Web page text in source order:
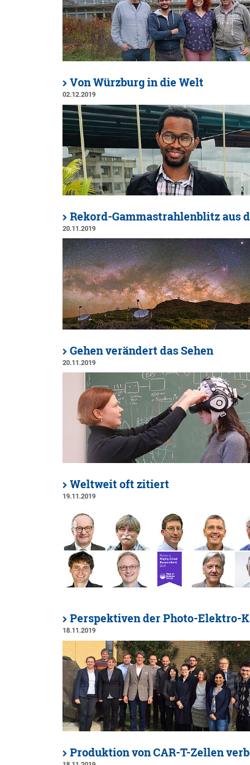
Von Würzburg in die Welt
02.12.2019
Rekord-Gammastrahlenblitz aus
20.11.2019
Gehen verändert das Sehen
20.11.2019
Weltweit oft zitiert
19.11.2019
Perspektiven der Photo-Elektro-
18.11.2019
Produktion von CAR-T-Zellen